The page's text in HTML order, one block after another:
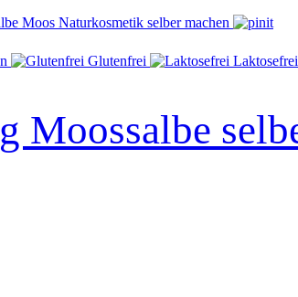
Glutenfrei Laktosefrei
Moossalbe